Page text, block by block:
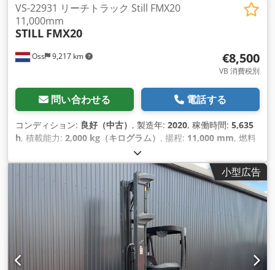
Oss 9,217 km
VS-22931 リーチトラック Still FMX20
11,000mm
STILL FMX20
€8,500
VB 消費税別
問い合わせる 電話する
コンディション: 良好（中古） , 製造年: 2020, 稼働時間: 5,635
h, 積載能力: 2,000 kg（キログラム） , 揚程: 11,000 mm, 燃料
トリプレックス
空車重量:4,600 kg（キログラム）, 走行距離:5,635 km,
小型広告